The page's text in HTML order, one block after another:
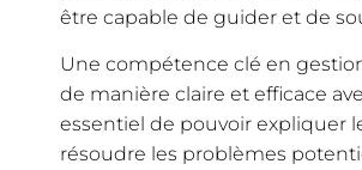
être capable de guider et de
Une compétence clé en
de manière claire et efficace
essentiel de pouvoir expliquer
résoudre les problèmes